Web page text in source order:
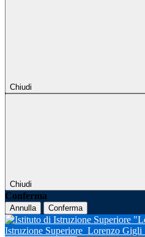
Chiudi
Chiudi
Conferma
Annulla Conferma
Istruzione Superiore Lorenzo Gigli